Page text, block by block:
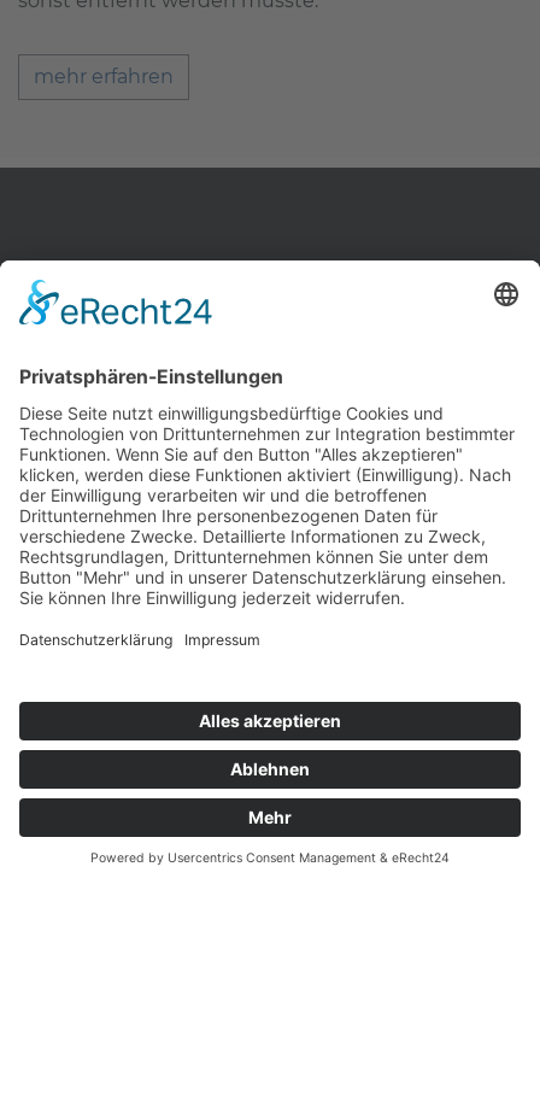
mehr erfahren
Zahnärzte Potsdam
Zahnarzt Suche
Notdienste Potsdam
Zahnarzt Notdienst
Wussten Sie schon?
©2026 Zahnärzte Potsdam
Datenschutzerklärung